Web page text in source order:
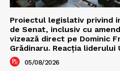
Proiectul legislativ privind
de Senat, inclusiv cu
vizează direct pe Dominic
Grădinaru. Reacția liderului
05/08/2026